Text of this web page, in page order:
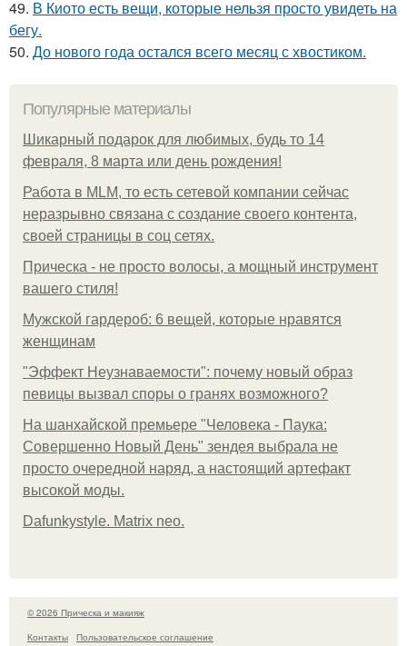
49. В Киото есть вещи, которые нельзя просто увидеть на
бегу.
50. До нового года остался всего месяц с хвостиком.
Популярные материалы
Шикарный подарок для любимых, будь то 14
февраля, 8 марта или день рождения!
Работа в MLM, то есть сетевой компании сейчас
неразрывно связана с создание своего контента,
своей страницы в соц сетях.
Прическа - не просто волосы, а мощный инструмент
вашего стиля!
Мужской гардероб: 6 вещей, которые нравятся
женщинам
"Эффект Неузнаваемости": почему новый образ
певицы вызвал споры о гранях возможного?
На шанхайской премьере "Человека - Паука:
Совершенно Новый День" зендея выбрала не
просто очередной наряд, а настоящий артефакт
высокой моды.
Dafunkystyle. Matrix neo.
© 2026 Прическа и макияж
Контакты
Пользовательское соглашение